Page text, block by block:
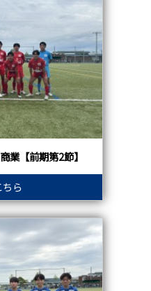
業【前期第2節】
ら